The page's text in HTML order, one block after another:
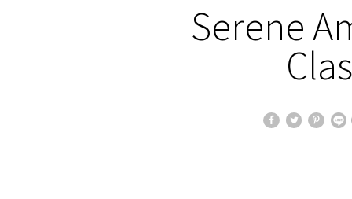
Serene